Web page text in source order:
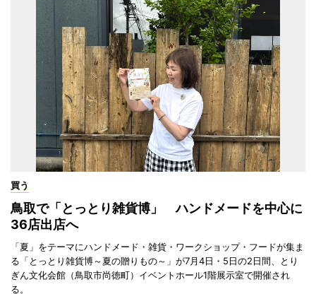
買う
鳥取で「とっとり雑貨博」 ハンドメードを中心に
36店出店へ
「夏」をテーマにハンドメード・雑貨・ワークショップ・フードが集ま
る「とっとり雑貨博～夏の贈りもの～」が7月4日・5日の2日間、とり
ぎん文化会館（鳥取市尚徳町）イベントホール1階展示室で開催され
る。